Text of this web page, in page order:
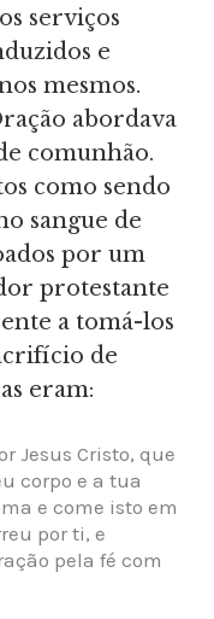
serviços
e
mesmos.
abordava
comunhão.
como sendo
sangue de
por um
protestante
a tomá-los
de
eram:
Jesus Cristo, que
corpo e a tua
e come isto em
por ti, e
pela fé com